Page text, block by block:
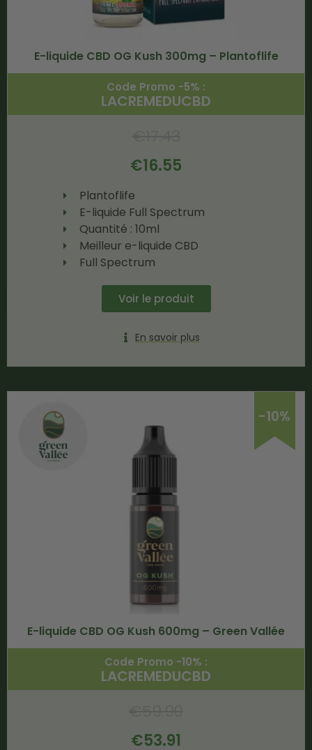
E-liquide CBD OG Kush 300mg – Plantoflife
Code Promo -5% :
LACREMEDUCBD
€16.55
Plantoflife
E-liquide Full Spectrum
Quantité : 10ml
Meilleur e-liquide CBD
Full Spectrum
Voir le produit
En savoir plus
-10%
E-liquide CBD OG Kush 600mg – Green Vallée
Code Promo -10% :
LACREMEDUCBD
€53.91